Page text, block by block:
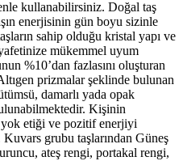
kullanabilirsiniz. Doğal taş
enerjisinin gün boyu sizinle
sahip olduğu kristal yapı ve
mükemmel uyum
%10’dan fazlasını oluşturan
prizmalar şeklinde bulunan
damarlı yada opak
Kişinin
etiği ve pozitif enerjiyi
grubu taşlarından Güneş
ateş rengi, portakal rengi,